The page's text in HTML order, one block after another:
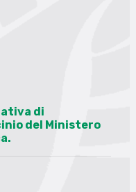
di
del Ministero